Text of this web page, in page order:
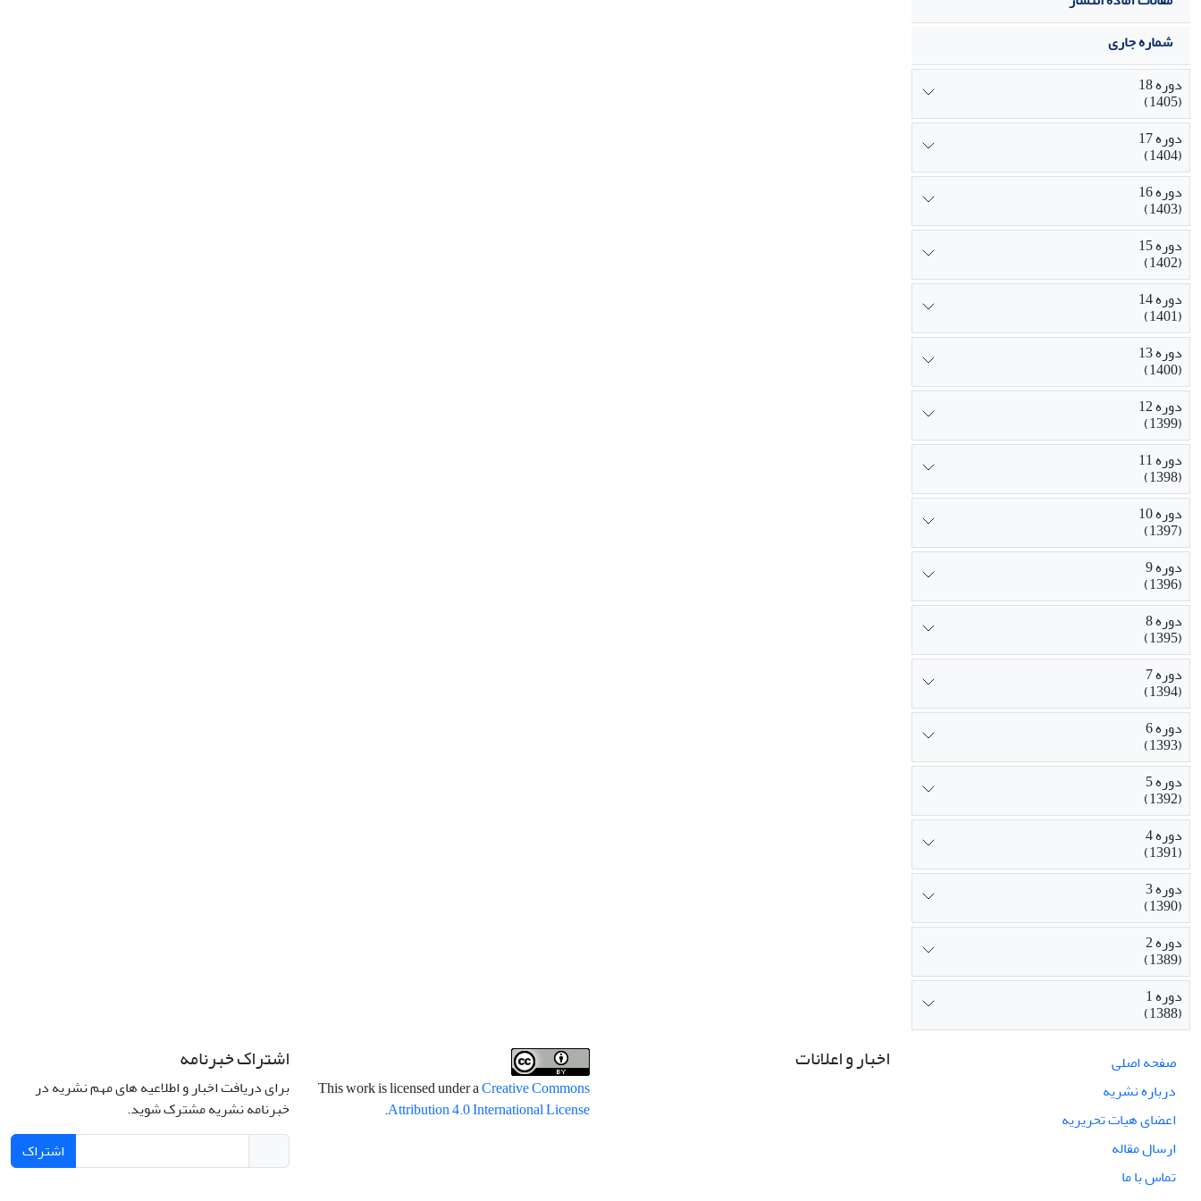
شماره جاری
دوره 18
(1405)
دوره 17
(1404)
دوره 16
(1403)
دوره 15
(1402)
دوره 14
(1401)
دوره 13
(1400)
دوره 12
(1399)
دوره 11
(1398)
دوره 10
(1397)
دوره 9
(1396)
دوره 8
(1395)
دوره 7
(1394)
دوره 6
(1393)
دوره 5
(1392)
دوره 4
(1391)
دوره 3
(1390)
دوره 2
(1389)
دوره 1
(1388)
صفحه اصلی
درباره نشریه
اعضای هیات تحریریه
ارسال مقاله
تماس با ما
اخبار و اعلانات
This work is licensed under aCreative Commons
Attribution 4.0 International License
.
اشتراک خبرنامه
برای دریافت اخبار و اطلاعیه های مهم نشریه در
خبرنامه نشریه مشترک شوید.
اشتراک